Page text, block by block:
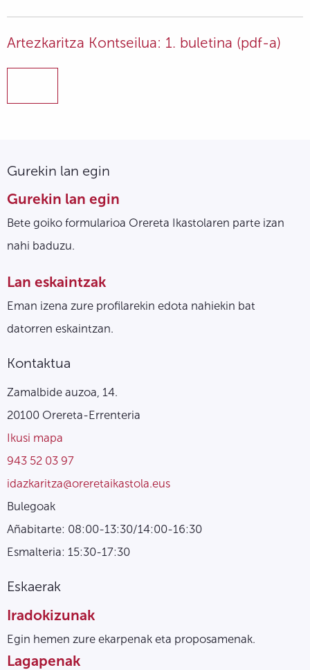
Artezkaritza Kontseilua: 1. buletina (pdf-a)
Gurekin lan egin
Gurekin lan egin
Bete goiko formularioa Orereta Ikastolaren parte izan
nahi baduzu.
Lan eskaintzak
Eman izena zure profilarekin edota nahiekin bat
datorren eskaintzan.
Kontaktua
Zamalbide auzoa, 14.
20100 Orereta-Errenteria
Ikusi mapa
943 52 03 97
idazkaritza@oreretaikastola.eus
Bulegoak
Añabitarte: 08:00-13:30/14:00-16:30
Esmalteria: 15:30-17:30
Eskaerak
Iradokizunak
Egin hemen zure ekarpenak eta proposamenak.
Lagapenak